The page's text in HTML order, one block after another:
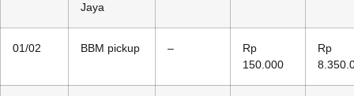
Jaya
01/02 BBM pickup –
Rp
150.000
Rp